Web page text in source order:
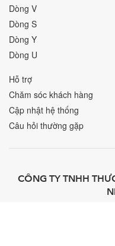
Dòng V
Dòng S
Dòng Y
Dòng U
Hỗ trợ
Chăm sóc khách hàng
Cập nhật hệ thống
Câu hỏi thường gặp
CÔNG TY TNHH